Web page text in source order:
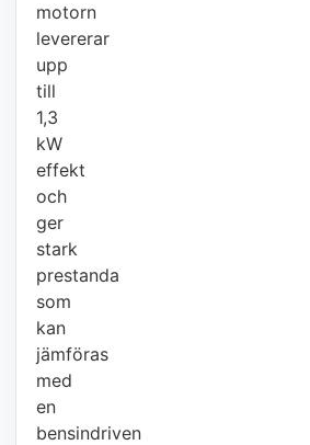
motorn
levererar
upp
till
1,3
kW
effekt
och
ger
stark
prestanda
som
kan
jämföras
med
en
bensindriven